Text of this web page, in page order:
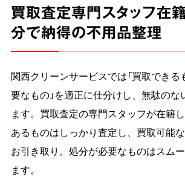
買取査定専門スタッフ在籍
分で納得の不用品整理
関西クリーンサービスでは「買取できる
要なもの」を適正に仕分けし、無駄のな
ます。買取査定の専門スタッフが在籍
あるものはしっかり査定し、買取可能
お引き取り。処分が必要なものはスム
ます。